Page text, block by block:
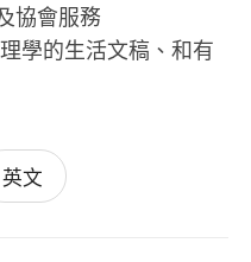
協會服務
學的生活文稿、和有
賣廣告(Facebook,
長的社交媒體群組
工作中
英文